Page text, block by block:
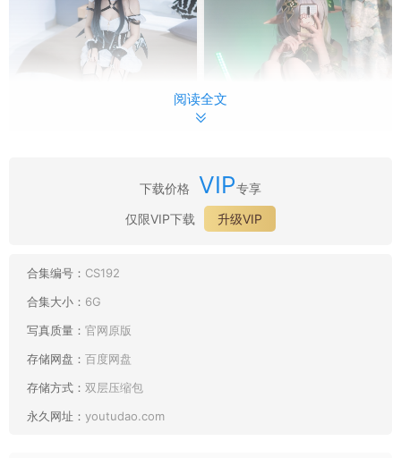
最新目录：
阅读全文
下载价格 VIP专享
仅限VIP下载
升级VIP
合集编号： CS192
合集大小： 6G
写真质量： 官网原版
存储网盘： 百度网盘
存储方式： 双层压缩包
永久网址： youtudao.com